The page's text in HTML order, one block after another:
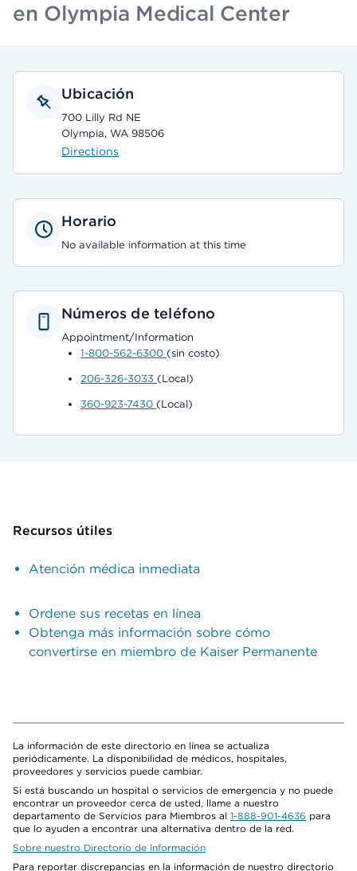
en Olympia Medical Center
Ubicación
700 Lilly Rd NE
Olympia, WA 98506
Directions
Horario
No available information at this time
Números de teléfono
Appointment/Information
1-800-562-6300 (sin costo)
206-326-3033 (Local)
360-923-7430 (Local)
Recursos útiles
Atención médica inmediata
Ordene sus recetas en línea
Obtenga más información sobre cómo
convertirse en miembro de Kaiser Permanente
La información de este directorio en línea se actualiza
periódicamente. La disponibilidad de médicos, hospitales,
proveedores y servicios puede cambiar.
Si está buscando un hospital o servicios de emergencia y no puede
encontrar un proveedor cerca de usted, llame a nuestro
departamento de Servicios para Miembros al 1-888-901-4636 para
que lo ayuden a encontrar una alternativa dentro de la red.
Sobre nuestro Directorio de Información
Para reportar discrepancias en la información de nuestro directorio